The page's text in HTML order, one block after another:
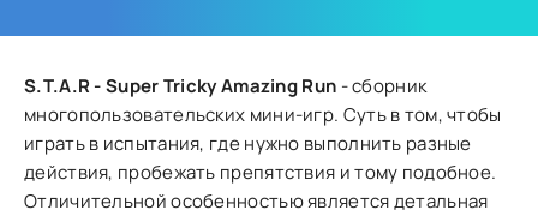
S.T.A.R - Super Tricky Amazing Run - сборник
многопользовательских мини-игр. Суть в том, чтобы
играть в испытания, где нужно выполнить разные
действия, пробежать препятствия и тому подобное.
Отличительной особенностью является детальная